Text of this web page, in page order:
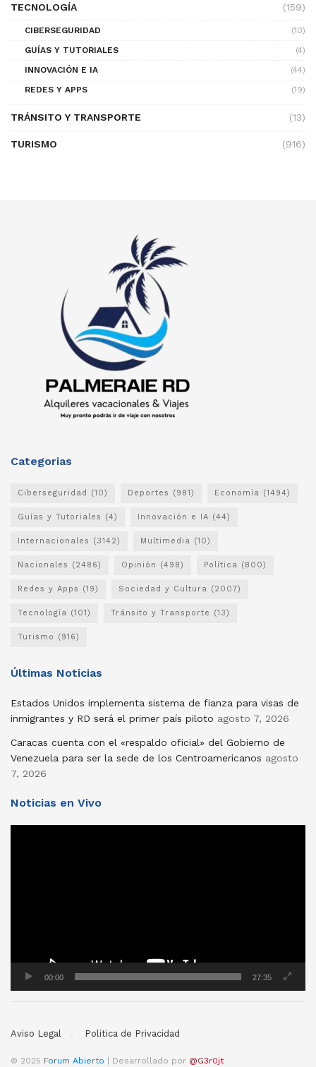
TECNOLOGÍA (159)
CIBERSEGURIDAD
(10)
GUÍAS Y TUTORIALES
(4)
INNOVACIÓN E IA
(44)
REDES Y APPS
(19)
TRÁNSITO Y TRANSPORTE (13)
TURISMO (916)
Categorias
Ciberseguridad (10) Deportes (981) Economía (1494)
Guías y Tutoriales (4) Innovación e IA (44)
Internacionales (3142) Multimedia (10)
Nacionales (2486) Opinión (498) Política (800)
Redes y Apps (19) Sociedad y Cultura (2007)
Tecnología (101) Tránsito y Transporte (13)
Turismo (916)
Últimas Noticias
Estados Unidos implementa sistema de fianza para visas de
inmigrantes y RD será el primer país piloto agosto 7, 2026
Caracas cuenta con el «respaldo oficial» del Gobierno de
Venezuela para ser la sede de los Centroamericanos agosto
7, 2026
Noticias en Vivo
00:00 27:35
Aviso Legal Politica de Privacidad
© 2025 Forum Abierto | Desarrollado por @G3r0jt